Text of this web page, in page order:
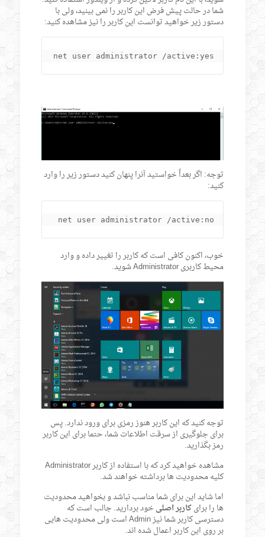
شما در حالت پیش فرض این کاربر را نمی بینید، ولی با
دستور زیر خواهید توانست این کاربر را نیز مشاهده کنید:
net user administrator /active:yes
توجه: اگر بعداً خواستید آنرا پنهان کنید دستور زیر را وارد
کنید:
net user administrator /active:no
خوب، اکنون کافی است که کاربر را تغییر داده و وارد
محیط کاربری Administrator شوید.
توجه کنید که این کاربر هنوز رمزی برای ورود ندارد. پس
برای جلوگیری از سرقت اطلاعات شما، حتما برای این کاربر
رمز بگذارید.
مشاهده خواهید کرد که با استفاده از کاربر Administrator
کلیه محدودیت ها برداشته خواهند شد.
اما شاید این برای شما مناسب نباشد و بخواهید محدودیت
ها را برایکاربر اصلی خود بردارید. جالب است که
دسترسی کاربر شما نیز Admin است ولی محدودیت هایی
بر روی این کاربر اعمال شده اند.